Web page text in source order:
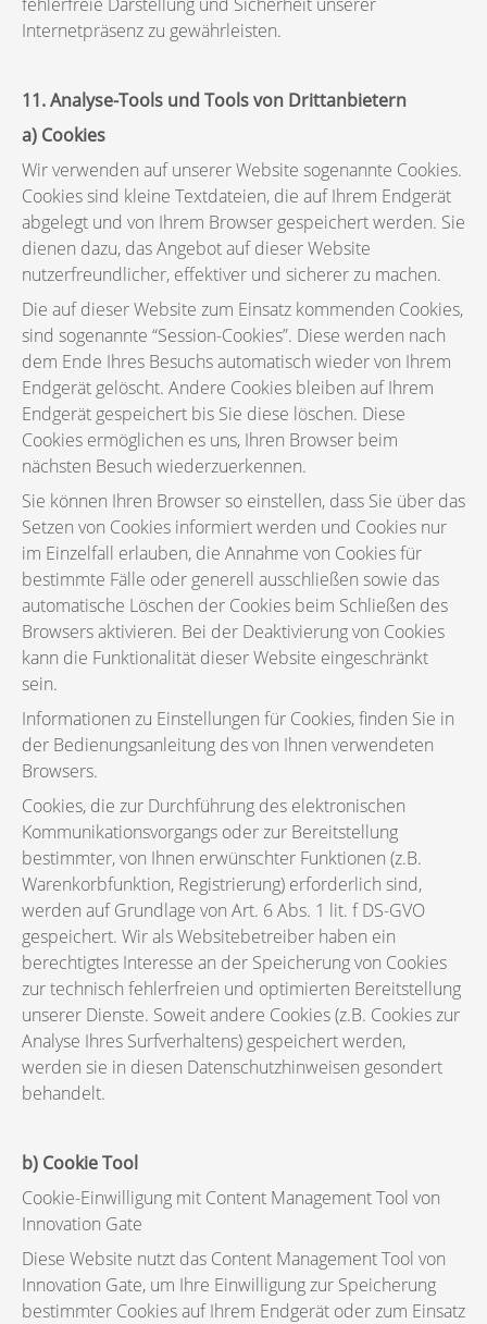
Internetpräsenz zu gewährleisten.
11. Analyse-Tools und Tools von Drittanbietern
a) Cookies
Wir verwenden auf unserer Website sogenannte Cookies.
Cookies sind kleine Textdateien, die auf Ihrem Endgerät
abgelegt und von Ihrem Browser gespeichert werden. Sie
dienen dazu, das Angebot auf dieser Website
nutzerfreundlicher, effektiver und sicherer zu machen.
Die auf dieser Website zum Einsatz kommenden Cookies,
sind sogenannte “Session-Cookies”. Diese werden nach
dem Ende Ihres Besuchs automatisch wieder von Ihrem
Endgerät gelöscht. Andere Cookies bleiben auf Ihrem
Endgerät gespeichert bis Sie diese löschen. Diese
Cookies ermöglichen es uns, Ihren Browser beim
nächsten Besuch wiederzuerkennen.
Sie können Ihren Browser so einstellen, dass Sie über das
Setzen von Cookies informiert werden und Cookies nur
im Einzelfall erlauben, die Annahme von Cookies für
bestimmte Fälle oder generell ausschließen sowie das
automatische Löschen der Cookies beim Schließen des
Browsers aktivieren. Bei der Deaktivierung von Cookies
kann die Funktionalität dieser Website eingeschränkt
sein.
Informationen zu Einstellungen für Cookies, finden Sie in
der Bedienungsanleitung des von Ihnen verwendeten
Browsers.
Cookies, die zur Durchführung des elektronischen
Kommunikationsvorgangs oder zur Bereitstellung
bestimmter, von Ihnen erwünschter Funktionen (z.B.
Warenkorbfunktion, Registrierung) erforderlich sind,
werden auf Grundlage von Art. 6 Abs. 1 lit. f DS-GVO
gespeichert. Wir als Websitebetreiber haben ein
berechtigtes Interesse an der Speicherung von Cookies
zur technisch fehlerfreien und optimierten Bereitstellung
unserer Dienste. Soweit andere Cookies (z.B. Cookies zur
Analyse Ihres Surfverhaltens) gespeichert werden,
werden sie in diesen Datenschutzhinweisen gesondert
behandelt.
b) Cookie Tool
Cookie-Einwilligung mit Content Management Tool von
Innovation Gate
Diese Website nutzt das Content Management Tool von
Innovation Gate, um Ihre Einwilligung zur Speicherung
bestimmter Cookies auf Ihrem Endgerät oder zum Einsatz